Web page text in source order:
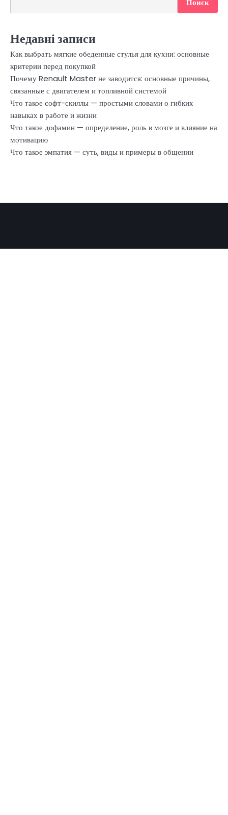
Поиск
Недавні записи
Как выбрать мягкие обеденные стулья для кухни: основные
критерии перед покупкой
Почему Renault Master не заводится: основные причины,
связанные с двигателем и топливной системой
Что такое софт-скиллы — простыми словами о гибких
навыках в работе и жизни
Что такое дофамин — определение, роль в мозге и влияние на
мотивацию
Что такое эмпатия — суть, виды и примеры в общении